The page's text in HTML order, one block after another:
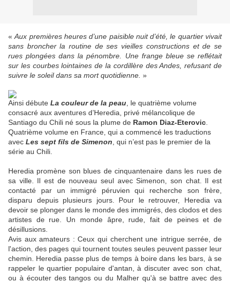
«Aux premières heures d’une paisible nuit d’été, le quartier vivait
sans broncher la routine de ses vieilles constructions et de se
rues plongées dans la pénombre. Une frange bleue se reflétait
sur les courbes lointaines de la cordillère des Andes, refusant de
suivre le soleil dans sa mort quotidienne. »
Ainsi débute La couleur de la peau , le quatrième volume
consacré aux aventures d’Heredia, privé mélancolique de
Santiago du Chili né sous la plume de Ramon Diaz-Eterovic
Quatrième volume en France, qui a commencé les traductions
avec Les sept fils de Simenon , qui n’est pas le premier de la
série au Chili.
Heredia promène son blues de cinquantenaire dans les rues de
sa ville. Il est de nouveau seul avec Simenon, son chat. Il est
contacté par un immigré péruvien qui recherche son frère,
disparu depuis plusieurs jours. Pour le retrouver, Heredia va
devoir se plonger dans le monde des immigrés, des clodos et des
artistes de rue. Un monde âpre, rude, fait de peines et de
désillusions.
Avis aux amateurs : Ceux qui cherchent une intrigue serrée, de
l'action, des pages qui tournent toutes seules peuvent passer leur
chemin. Heredia passe plus de temps à boire dans les bars, à se
rappeler le quartier populaire d'antan, à discuter avec son chat,
ou à écouter des tangos ou du Malher qu'à se battre avec des